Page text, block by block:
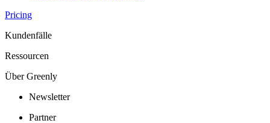
Pricing
Kundenfälle
Ressourcen
Über Greenly
Newsletter
Partner